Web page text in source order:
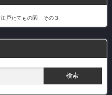
江戸たてもの園 その３